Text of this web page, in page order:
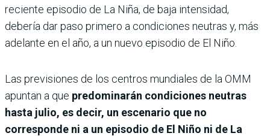
reciente episodio de La Niña, de baja intensidad,
debería dar paso primero a condiciones neutras y, más
adelante en el año, a un nuevo episodio de El Niño.
Las previsiones de los centros mundiales de la OMM
apuntan a que predominarán condiciones neutras
hasta julio, es decir, un escenario que no
corresponde ni a un episodio de El Niño ni de La